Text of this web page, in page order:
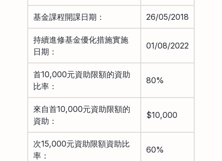
基金課程開課日期： 26/05/2018
持續進修基金優化措施實施
日期：
01/08/2022
首10,000元資助限額的資助
比率：
80%
來自首10,000元資助限額的
資助：
$10,000
次15,000元資助限額資助比
率：
60%